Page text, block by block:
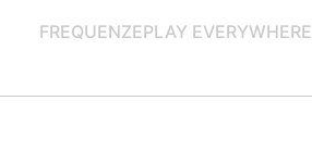
FREQUENZEPLAY EVERYWHERE